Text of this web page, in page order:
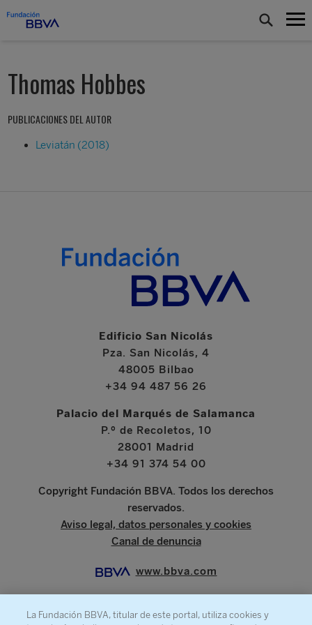
Thomas Hobbes
PUBLICACIONES DEL AUTOR
Leviatán (2018)
Edificio San Nicolás
Pza. San Nicolás, 4
48005 Bilbao
+34 94 487 56 26
Palacio del Marqués de Salamanca
P.º de Recoletos, 10
28001 Madrid
+34 91 374 54 00
Copyright Fundación BBVA. Todos los derechos
reservados.
Aviso legal, datos personales y cookies
Canal de denuncia
www.bbva.com
La Fundación BBVA, titular de este portal, utiliza cookies y